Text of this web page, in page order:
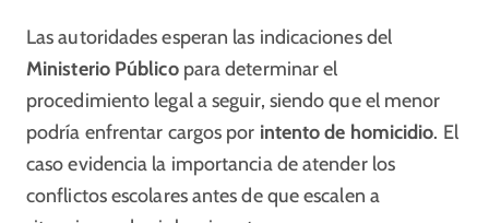
Las autoridades esperan las indicaciones del
Ministerio Públicopara determinar el
procedimiento legal a seguir, siendo que el menor
podría enfrentar cargos por intento de homicidio. El
caso evidencia la importancia de atender los
conflictos escolares antes de que escalen a